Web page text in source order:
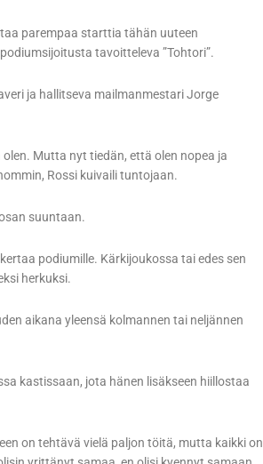
parempaa starttia tähän uuteen
tavoitteleva ”Tohtori”.
ja hallitseva mailmanmestari Jorge
Mutta nyt tiedän, että olen nopea ja
Rossi kuivaili tuntojaan.
suuntaan.
podiumille. Kärkijoukossa tai edes sen
herkuksi.
aikana yleensä kolmannen tai neljännen
kastissaan, jota hänen lisäkseen hiillostaa
on tehtävä vielä paljon töitä, mutta kaikki on